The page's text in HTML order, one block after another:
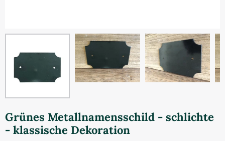
Grünes Metallnamensschild - schlichte
- klassische Dekoration